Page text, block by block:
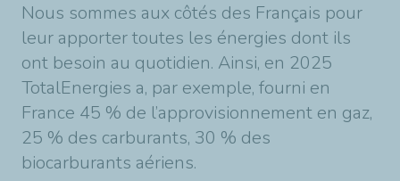
Nous sommes aux côtés des Français pour
leur apporter toutes les énergies dont ils
ont besoin au quotidien. Ainsi, en 2025
TotalEnergies a, par exemple, fourni en
France 45 % de l’approvisionnement en gaz,
25 % des carburants, 30 % des
biocarburants aériens.